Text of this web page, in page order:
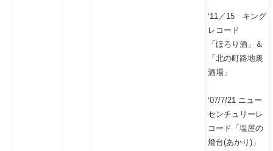
‘11／15 キング
レコード
「ほろり酒」＆
「北の町路地裏
酒場」
‘07/7/21 ニュー
センチュリーレ
コード「塩屋の
燈台(あかり)」